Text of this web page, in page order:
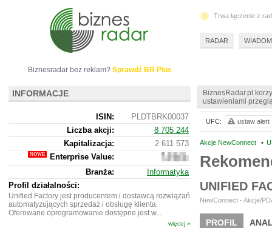
BiznesRadar.pl
ustawieniami
Akcje NewConnect •
UNIFIED
NewConnect - Akcje/
PROFIL
UFC: ustaw alert
Biznesradar bez reklam? Sprawdź BR Plus
INFORMACJE
ISIN:
PLDTBRK00037
Liczba akcji:
8 705 244
Kapitalizacja:
2 611 573
Enterprise Value:
15
009
573
Branża:
Informatyka
Profil działalności:
Unified Factory jest producentem i dostawcą rozwiązań
automatyzujących sprzedaż i obsługę klienta.
Oferowane oprogramowanie dostępne jest w...
więcej »
Trwa łączenie z
RADAR